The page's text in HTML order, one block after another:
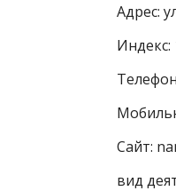
Адрес:
Индекс:
Сайт:
вид